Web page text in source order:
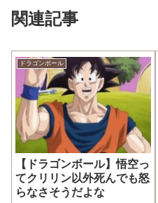
関連記事
ドラゴンボール
【ドラゴンボール】悟空っ
てクリリン以外死んでも怒
らなさそうだよな